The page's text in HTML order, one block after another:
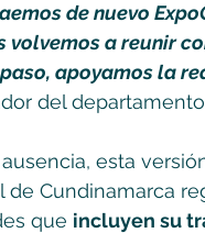
de nuevo
volvemos a reunir
apoyamos la
del
esta
Cundinamarca
que incluyen su